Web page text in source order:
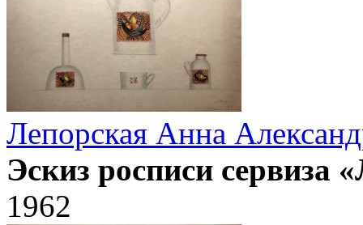
Лепорская Анна
Эскиз росписи
1962